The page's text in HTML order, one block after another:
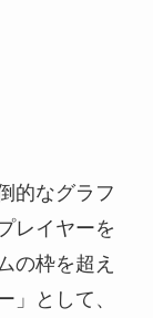
的なグラフ
レイヤーを
の枠を超え
」として、